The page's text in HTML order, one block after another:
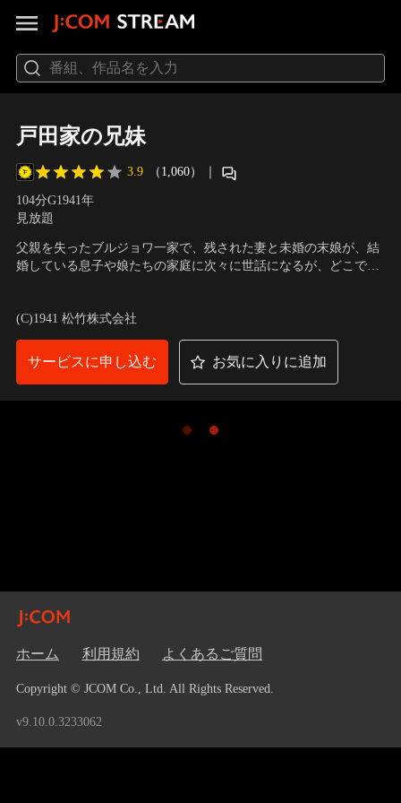
戸田家の兄妹
3.9 （1,060） ｜
104分G1941年
見放題
父親を失ったブルジョワ一家で、残された妻と未婚の末娘が、結
婚している息子や娘たちの家庭に次々に世話になるが、どこでも
(C)1941 松竹株式会社
サービスに申し込む お気に入りに追加
ホーム 利用規約 よくあるご質問
Copyright © JCOM Co., Ltd. All Rights Reserved.
v9.10.0.3233062